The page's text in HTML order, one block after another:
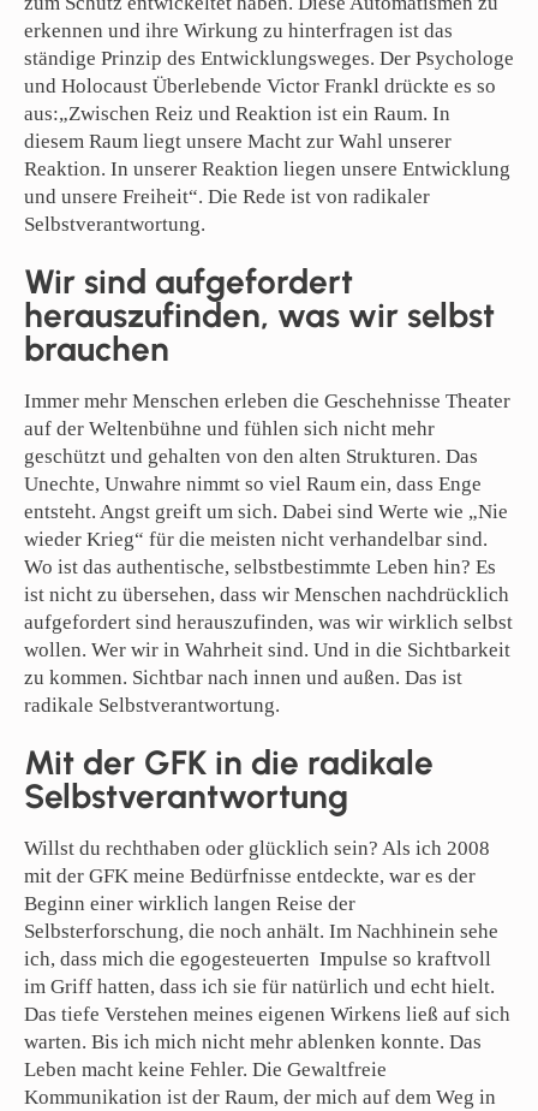
erkennen und ihre Wirkung zu hinterfragen ist das
ständige Prinzip des Entwicklungsweges. Der Psychologe
und Holocaust Überlebende Victor Frankl drückte es so
aus:„Zwischen Reiz und Reaktion ist ein Raum. In
diesem Raum liegt unsere Macht zur Wahl unserer
Reaktion. In unserer Reaktion liegen unsere Entwicklung
und unsere Freiheit“. Die Rede ist von radikaler
Selbstverantwortung.
Wir sind aufgefordert
herauszufinden, was wir selbst
brauchen
Immer mehr Menschen erleben die Geschehnisse Theater
auf der Weltenbühne und fühlen sich nicht mehr
geschützt und gehalten von den alten Strukturen. Das
Unechte, Unwahre nimmt so viel Raum ein, dass Enge
entsteht. Angst greift um sich. Dabei sind Werte wie „Nie
wieder Krieg“ für die meisten nicht verhandelbar sind.
Wo ist das authentische, selbstbestimmte Leben hin? Es
ist nicht zu übersehen, dass wir Menschen nachdrücklich
aufgefordert sind herauszufinden, was wir wirklich selbst
wollen. Wer wir in Wahrheit sind. Und in die Sichtbarkeit
zu kommen. Sichtbar nach innen und außen. Das ist
radikale Selbstverantwortung.
Mit der GFK in die radikale
Selbstverantwortung
Willst du rechthaben oder glücklich sein? Als ich 2008
mit der GFK meine Bedürfnisse entdeckte, war es der
Beginn einer wirklich langen Reise der
Selbsterforschung, die noch anhält. Im Nachhinein sehe
ich, dass mich die egogesteuerten Impulse so kraftvoll
im Griff hatten, dass ich sie für natürlich und echt hielt.
Das tiefe Verstehen meines eigenen Wirkens ließ auf sich
warten. Bis ich mich nicht mehr ablenken konnte. Das
Leben macht keine Fehler. Die Gewaltfreie
Kommunikation ist der Raum, der mich auf dem Weg in